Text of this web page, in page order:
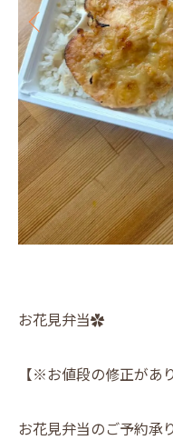
お花見弁当✿
【※お値段の修正があ
お花見弁当のご予約承